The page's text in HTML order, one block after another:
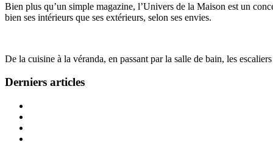
Bien plus qu’un simple magazine, l’Univers de la Maison est un
bien ses intérieurs que ses extérieurs, selon ses envies.
De la cuisine à la véranda, en passant par la salle de bain, les
Derniers articles